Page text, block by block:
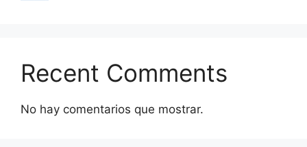
Recent Comments
No hay comentarios que mostrar.